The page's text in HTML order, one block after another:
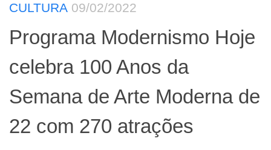
CULTURA 09/02/2022
Programa Modernismo Hoje
celebra 100 Anos da
Semana de Arte Moderna de
22 com 270 atrações